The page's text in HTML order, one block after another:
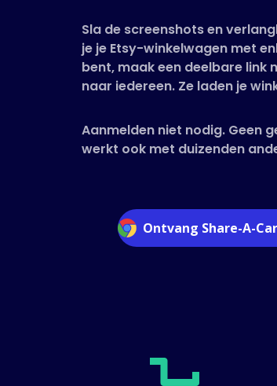
Sla de screenshots en
je je Etsy-winkelwagen met
bent, maak een deelbare link
naar iedereen. Ze laden je
Aanmelden niet nodig. Geen
werkt ook met duizenden
Ontvang Share-A-